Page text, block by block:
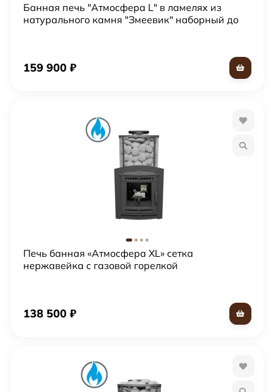
Банная печь "Атмосфера L" в ламелях из
натурального камня "Змеевик" наборный до
159 900 ₽
Печь банная «Атмосфера XL» сетка
нержавейка с газовой горелкой
138 500 ₽